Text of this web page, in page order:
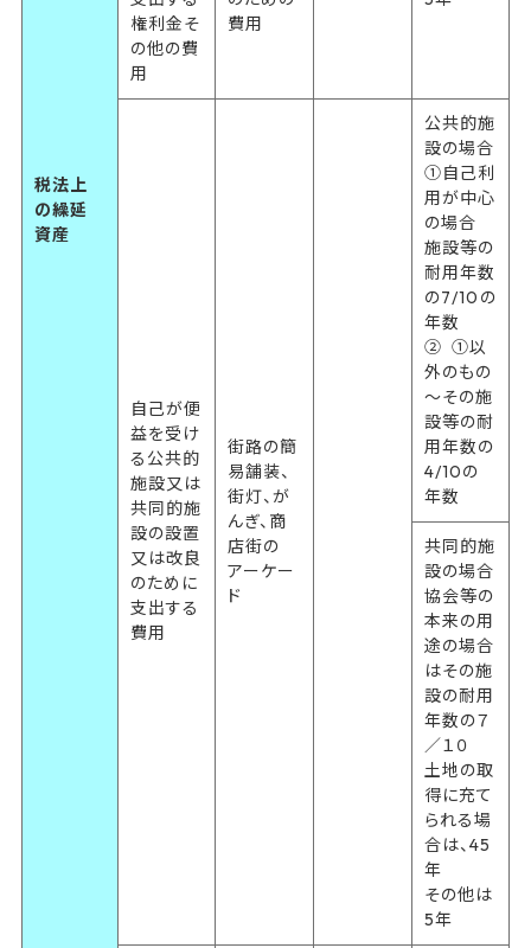
税法上
の繰延
資産
権利金そ
の他の費
用
費用
自己が便
益を受け
る公共的
施設又は
共同的施
設の設置
又は改良
のために
支出する
費用
街路の簡
易舗装、
街灯、が
んぎ、商
店街の
アーケー
ド
公共的施
設の場合
①自己利
用が中心
の場合
施設等の
耐用年数
の7/10の
年数
② ①以
外のもの
～その施
設等の耐
用年数の
4/10の
年数
共同的施
設の場合
協会等の
本来の用
途の場合
はその施
設の耐用
年数の７
／１０
土地の取
得に充て
られる場
合は、45
年
その他は
5年